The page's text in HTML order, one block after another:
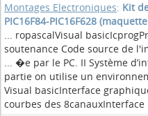
Montages Electroniques: Kit
PIC16F84-PIC16F628
... ropascalVisual
soutenance Code source de
... �e par le PC. II Système
partie on utilise un
Visual basicInterface
courbes des 8canauxInterface